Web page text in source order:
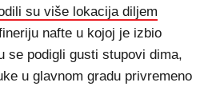
su više lokacija diljem
nafte u kojoj je izbio
se podigli gusti stupovi dima,
u glavnom gradu privremeno